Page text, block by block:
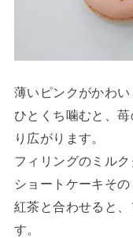
薄いピンクがかわい
ひとくち噛むと、
り広がります。
フィリングのミル
ショートケーキその
紅茶と合わせると
す。